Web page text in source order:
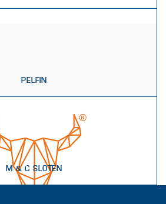
PELFIN
M & C SLOTEN